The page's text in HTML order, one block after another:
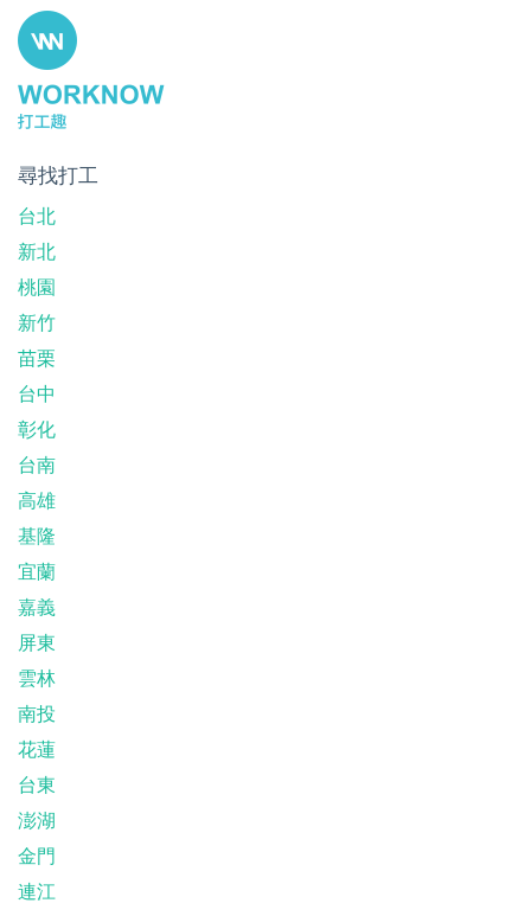
尋找打工
台北
新北
桃園
新竹
苗栗
台中
彰化
台南
高雄
基隆
宜蘭
嘉義
屏東
雲林
南投
花蓮
台東
澎湖
金門
連江